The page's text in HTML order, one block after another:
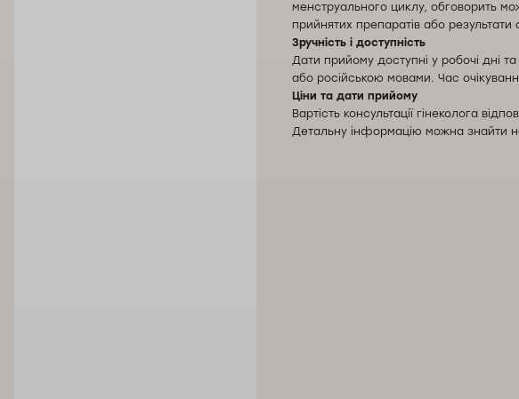
менструального циклу, обговорить
прийнятих препаратів або результати
Зручність і доступність
Дати прийому доступні у робочі дні
або російською мовами. Час
Ціни та дати прийому
Вартість консультації гінеколога
Детальну інформацію можна знайти на